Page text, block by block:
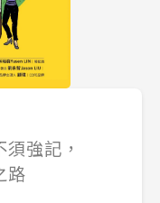
強記，
路